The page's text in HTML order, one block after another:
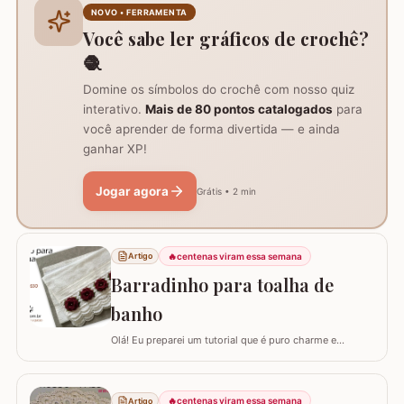
do trabalho e formação do centro do tapete: Comece
com um anel mágico ou uma argola de 10…
NOVO • FERRAMENTA
Você sabe ler gráficos de crochê?
🧶
Domine os símbolos do crochê com nosso quiz
interativo. Mais de 80 pontos catalogados para
você aprender de forma divertida — e ainda
ganhar XP!
Jogar agora Grátis • 2 min
Artigo 🔥centenas viram essa semana
Barradinho para toalha de
banho
Olá! Eu preparei um tutorial que é puro charme e
como confeccionar um Barradinho para Toalha de
Banho ou Toalha de Rosto passo a passo. Esse
Artigo 🔥centenas viram essa semana